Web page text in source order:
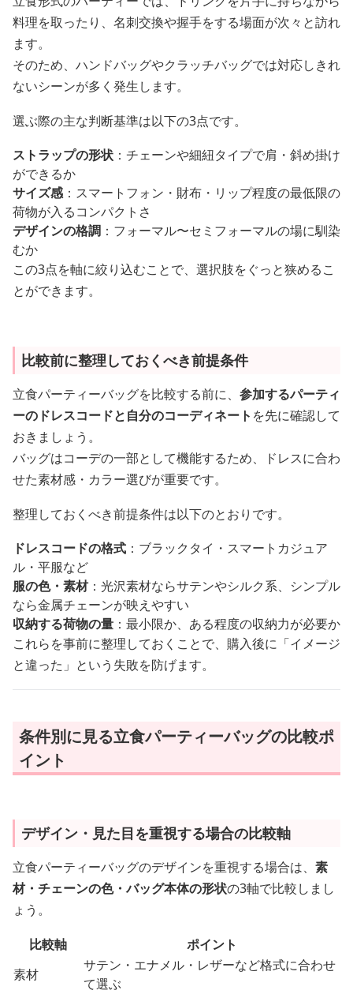
料理を取ったり、名刺交換や握手をする場面が次々と訪れ
ます。
そのため、ハンドバッグやクラッチバッグでは対応しきれ
ないシーンが多く発生します。
選ぶ際の主な判断基準は以下の3点です。
ストラップの形状 ：チェーンや細紐タイプで肩・斜め掛け
ができるか
サイズ感：スマートフォン・財布・リップ程度の最低限の
荷物が入るコンパクトさ
デザインの格調 ：フォーマル〜セミフォーマルの場に馴染
むか
この3点を軸に絞り込むことで、選択肢をぐっと狭めるこ
とができます。
比較前に整理しておくべき前提条件
立食パーティーバッグを比較する前に、 参加するパーティ
ーのドレスコードと自分のコーディネート を先に確認して
おきましょう。
バッグはコーデの一部として機能するため、ドレスに合わ
せた素材感・カラー選びが重要です。
整理しておくべき前提条件は以下のとおりです。
ドレスコードの格式 ：ブラックタイ・スマートカジュア
ル・平服など
服の色・素材：光沢素材ならサテンやシルク系、シンプル
なら金属チェーンが映えやすい
収納する荷物の量 ：最小限か、ある程度の収納力が必要か
これらを事前に整理しておくことで、購入後に「イメージ
と違った」という失敗を防げます。
条件別に見る立食パーティーバッグの比較ポ
イント
デザイン・見た目を重視する場合の比較軸
立食パーティーバッグのデザインを重視する場合は、 素
材・チェーンの色・バッグ本体の形状の3軸で比較しまし
ょう。
比較軸
ポイント
素材
サテン・エナメル・レザーなど格式に合わせ
て選ぶ